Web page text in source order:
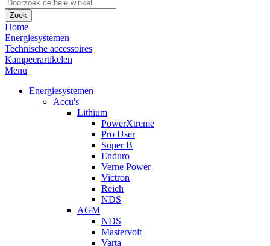
Zoek
Home
Energiesystemen
Technische accessoires
Kampeerartikelen
Menu
Energiesystemen
Accu's
Lithium
PowerXtreme
Pro User
Super B
Enduro
Verne Power
Victron
Reich
NDS
AGM
NDS
Mastervolt
Varta